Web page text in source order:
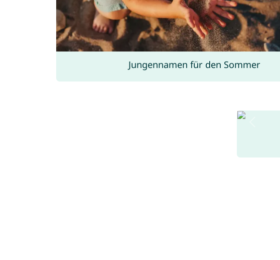
Jungennamen für den Sommer